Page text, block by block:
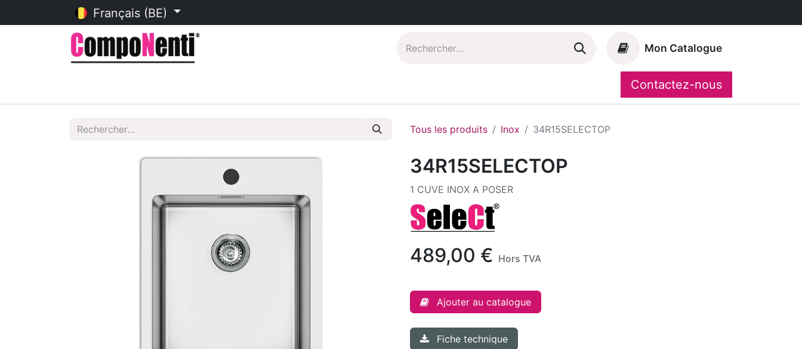
Français (BE)
Mon Catalogue
CompoShop
Contactez-nous
Tous les produits Inox 34R15SELECTOP
34R15SELECTOP
1 CUVE INOX A POSER
489,00 € Hors TVA
Ajouter au catalogue
Fiche technique